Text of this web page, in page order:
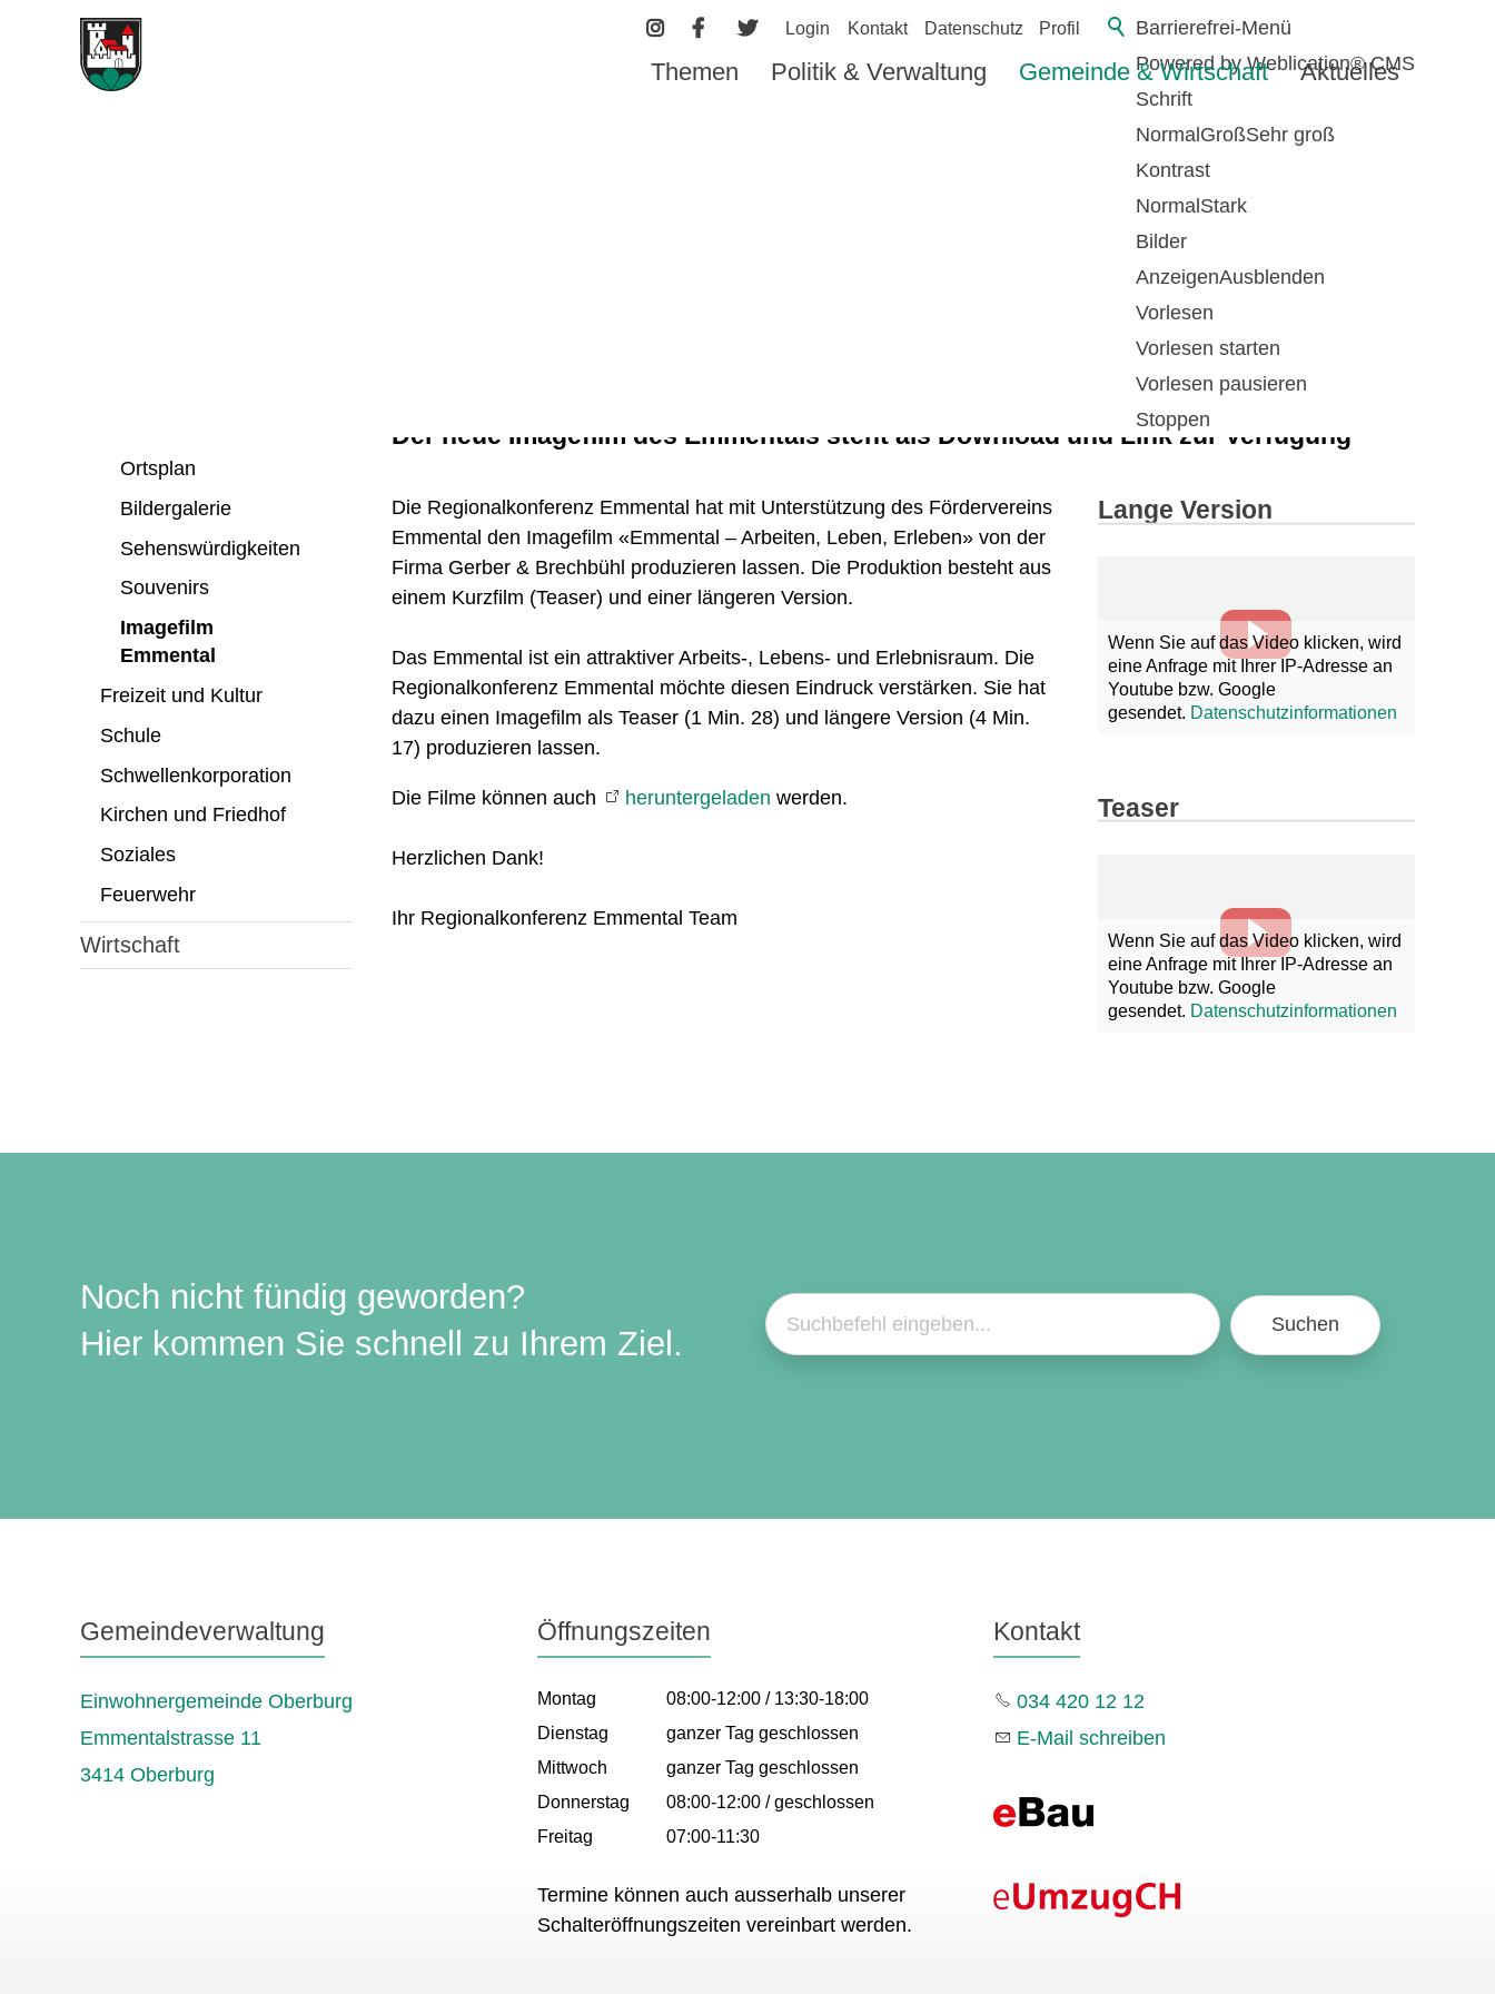
Barrierefrei-Menü
Powered by Weblication® CMS
Schrift
Normal GroßSehr groß
Kontrast
Normal Stark
Bilder
AnzeigenAusblenden
Vorlesen
Vorlesen starten
Vorlesen pausieren
Stoppen
Kontakt Datenschutz Profil
Login
Themen Politik & Verwaltung Gemeinde & Wirtschaft Aktuelles
Ortsplan
Bildergalerie
Sehenswürdigkeiten
Souvenirs
Imagefilm
Emmental
Freizeit und Kultur
Schule
Schwellenkorporation
Kirchen und Friedhof
Soziales
Feuerwehr
Wirtschaft
EMMENTAL - ARBEITEN,
Der neue Imagefilm des Emmentals steht als Download und Link zur Verfügung
Die Regionalkonferenz Emmental hat mit Unterstützung des Fördervereins
Emmental den Imagefilm «Emmental – Arbeiten, Leben, Erleben» von der
Firma Gerber & Brechbühl produzieren lassen. Die Produktion besteht aus
einem Kurzfilm (Teaser) und einer längeren Version.
Das Emmental ist ein attraktiver Arbeits-, Lebens- und Erlebnisraum. Die
Regionalkonferenz Emmental möchte diesen Eindruck verstärken. Sie hat
dazu einen Imagefilm als Teaser (1 Min. 28) und längere Version (4 Min.
17) produzieren lassen.
Die Filme können auch heruntergeladen werden.
Herzlichen Dank!
Ihr Regionalkonferenz Emmental Team
Lange Version
Wenn Sie auf das Video klicken, wird
eine Anfrage mit Ihrer IP-Adresse an
Youtube bzw. Google
gesendet. Datenschutzinformationen
Teaser
Wenn Sie auf das Video klicken, wird
eine Anfrage mit Ihrer IP-Adresse an
Youtube bzw. Google
gesendet. Datenschutzinformationen
Noch nicht fündig geworden?
Hier kommen Sie schnell zu Ihrem Ziel.
Suchen
Gemeindeverwaltung
Einwohnergemeinde Oberburg
Emmentalstrasse 11
3414 Oberburg
Öffnungszeiten
Montag
08:00-12:00 / 13:30-18:00
Dienstag
ganzer Tag geschlossen
Mittwoch
ganzer Tag geschlossen
Donnerstag
08:00-12:00 / geschlossen
Freitag
07:00-11:30
Termine können auch ausserhalb unserer
Schalteröffnungszeiten vereinbart werden.
Kontakt
034 420 12 12
E-Mail schreiben